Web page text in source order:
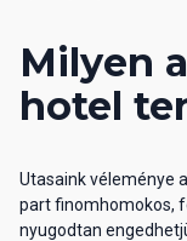
Milyen
hotel
Utasaink véleménye
part finomhomokos,
nyugodtan